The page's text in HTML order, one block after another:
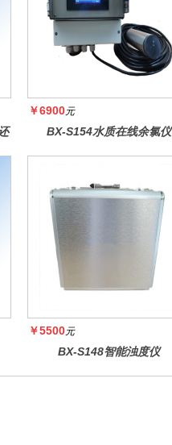
￥6900元
BX-S154水质在线余氯仪
￥5500元
BX-S148智能浊度仪